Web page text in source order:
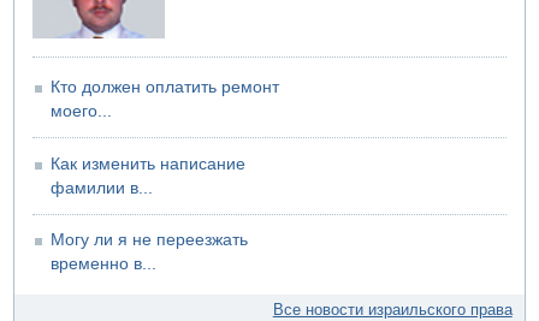
Кто должен оплатить ремонт
моего...
Как изменить написание
фамилии в...
Могу ли я не переезжать
временно в...
Все новости израильского права